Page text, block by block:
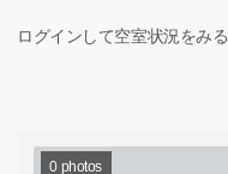
ログインして空室状況をみる
0 photos